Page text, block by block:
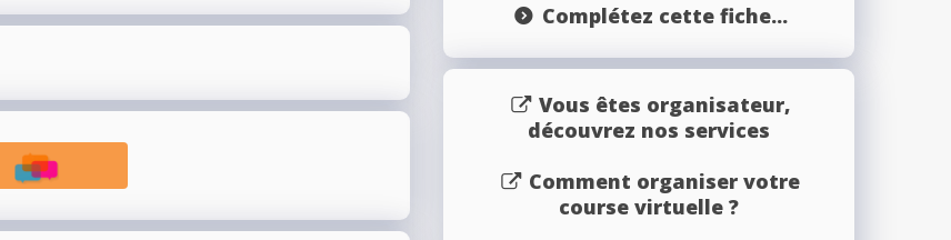
Complétez cette fiche...
Vous êtes organisateur,
découvrez nos services
Comment organiser votre
course virtuelle ?